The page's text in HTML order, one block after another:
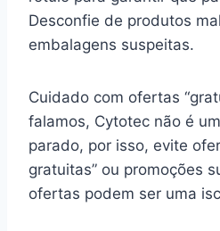
Desconfie de produtos
embalagens suspeitas.
Cuidado com ofertas
falamos, Cytotec não é
parado, por isso, evite
gratuitas” ou promoções
ofertas podem ser uma